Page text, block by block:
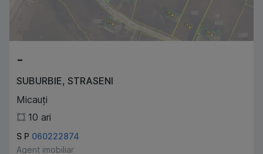
-
SUBURBIE, STRASENI
Micauți
10 ari
S P 060222874
Agent imobiliar